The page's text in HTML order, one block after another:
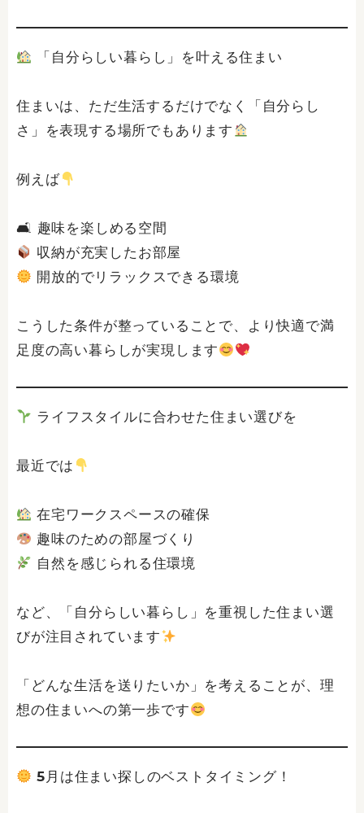
「自分らしい暮らし」を叶える住まい
住まいは、ただ生活するだけでなく「自分らし
さ」を表現する場所でもあります
例えば
🛋 趣味を楽しめる空間
収納が充実したお部屋
開放的でリラックスできる環境
こうした条件が整っていることで、より快適で満
足度の高い暮らしが実現します
ライフスタイルに合わせた住まい選びを
最近では
在宅ワークスペースの確保
趣味のための部屋づくり
自然を感じられる住環境
など、「自分らしい暮らし」を重視した住まい選
びが注目されています
「どんな生活を送りたいか」を考えることが、理
想の住まいへの第一歩です
5月は住まい探しのベストタイミング！